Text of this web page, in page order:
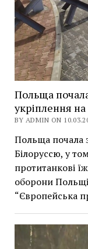
Польща
укріплення
BY ADMIN ON
Польща почала
Білоруссю, у
протитанкові
оборони
“Європейська